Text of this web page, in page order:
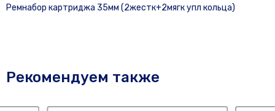
Ремнабор картриджа 35мм (2жестк+2мягк упл кольца)
Рекомендуем также